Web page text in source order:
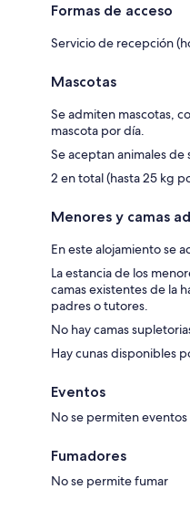
Formas de acceso
Servicio de recepción
Mascotas
Se admiten mascotas,
mascota por día.
Se aceptan animales de
2 en total (hasta 25 kg
Menores y camas
En este alojamiento se
La estancia de los
camas existentes de la
padres o tutores.
No hay camas
Hay cunas disponibles
Eventos
No se permiten eventos
Fumadores
No se permite fumar